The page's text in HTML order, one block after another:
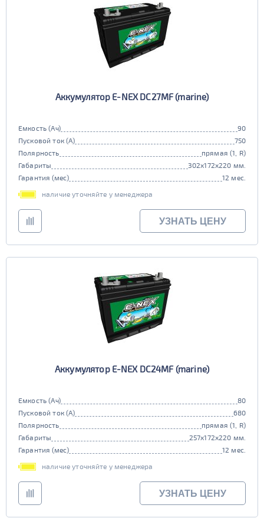
Аккумулятор E-NEX DC27MF (marine)
Емкость (Ач)
90
Пусковой ток (А)
750
Полярность
прямая (1, R)
Габариты
302x172x220 мм.
Гарантия (мес)
12 мес.
наличие уточняйте у менеджера
УЗНАТЬ ЦЕНУ
Аккумулятор E-NEX DC24MF (marine)
Емкость (Ач)
80
Пусковой ток (А)
680
Полярность
прямая (1, R)
Габариты
257x172x220 мм.
Гарантия (мес)
12 мес.
наличие уточняйте у менеджера
УЗНАТЬ ЦЕНУ